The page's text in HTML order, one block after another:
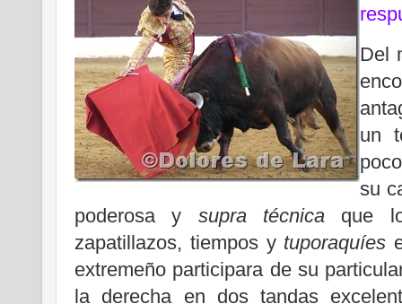
Del
un
su
poderosa y supra técnica que
zapatillazos, tiempos y tuporaquíes
extremeño participara de su
la derecha en dos tandas